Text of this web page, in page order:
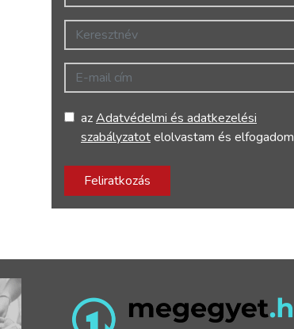
Keresztnév
E-mail cím
azAdatvédelmi és adatkezelési
szabályzatotelolvastam és elfogadom
Feliratkozás